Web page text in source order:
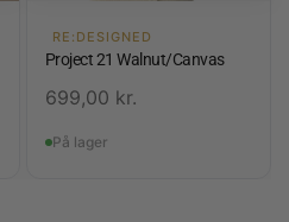
RE:DESIGNED
Project 21 Walnut/Canvas
699,00 kr.
På lager